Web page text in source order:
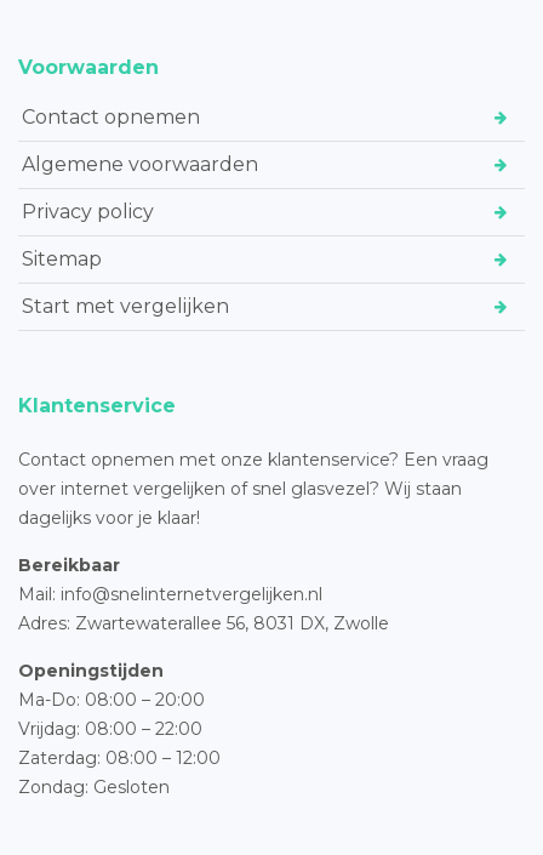
Voorwaarden
Contact opnemen
Algemene voorwaarden
Privacy policy
Sitemap
Start met vergelijken
Klantenservice
Contact opnemen met onze klantenservice? Een vraag
over internet vergelijken of snel glasvezel? Wij staan
dagelijks voor je klaar!
Bereikbaar
Mail: info@snelinternetvergelijken.nl
Adres: Zwartewaterallee 56, 8031 DX, Zwolle
Openingstijden
Ma-Do: 08:00 – 20:00
Vrijdag: 08:00 – 22:00
Zaterdag: 08:00 – 12:00
Zondag: Gesloten